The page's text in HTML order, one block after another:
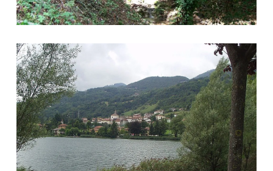
Veduta Spinone al Lago